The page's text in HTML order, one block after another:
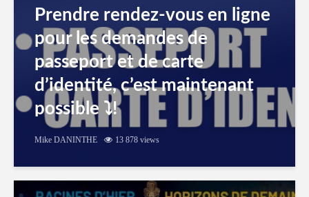
Prendre rendez-vous en ligne
pour les demandes de
passeport et de carte
d’identité, c’est maintenant
possible ⤵️!
Mike DANINTHE 13 878 views